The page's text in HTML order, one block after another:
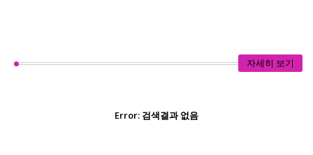
자세히 보기
Error: 검색결과 없음